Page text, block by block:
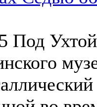
Под